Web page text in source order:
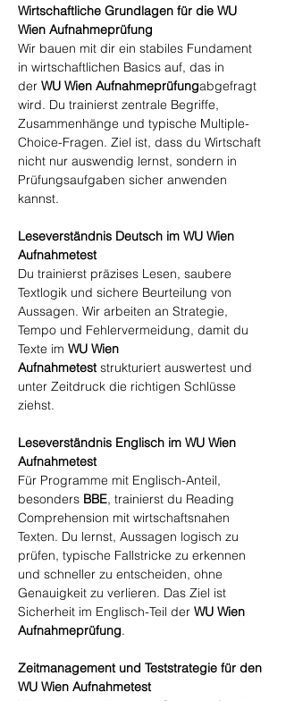
Wirtschaftliche Grundlagen für die WU
Wien Aufnahmeprüfung
Wir bauen mit dir ein stabiles Fundament
in wirtschaftlichen Basics auf, das in
der WU Wien Aufnahmeprüfungabgefragt
wird. Du trainierst zentrale Begriffe,
Zusammenhänge und typische Multiple-
Choice-Fragen. Ziel ist, dass du Wirtschaft
nicht nur auswendig lernst, sondern in
Prüfungsaufgaben sicher anwenden
kannst.
Leseverständnis Deutsch im WU Wien
Aufnahmetest
Du trainierst präzises Lesen, saubere
Textlogik und sichere Beurteilung von
Aussagen. Wir arbeiten an Strategie,
Tempo und Fehlervermeidung, damit du
Texte im WU Wien
Aufnahmetest strukturiert auswertest und
unter Zeitdruck die richtigen Schlüsse
ziehst.
Leseverständnis Englisch im WU Wien
Aufnahmetest
Für Programme mit Englisch-Anteil,
besonders BBE, trainierst du Reading
Comprehension mit wirtschaftsnahen
Texten. Du lernst, Aussagen logisch zu
prüfen, typische Fallstricke zu erkennen
und schneller zu entscheiden, ohne
Genauigkeit zu verlieren. Das Ziel ist
Sicherheit im Englisch-Teil der WU Wien
Aufnahmeprüfung.
Zeitmanagement und Teststrategie für den
WU Wien Aufnahmetest